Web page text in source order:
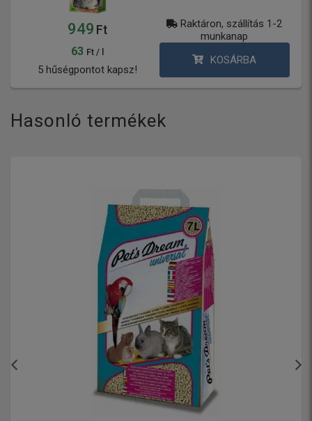
949 Ft
63 Ft / l
5 hűségpontot kapsz!
Raktáron, szállítás 1-2
munkanap
KOSÁRBA
Hasonló termékek